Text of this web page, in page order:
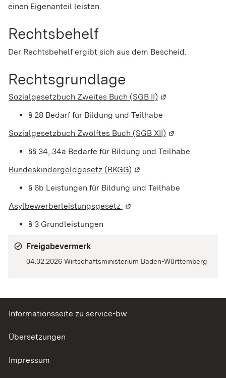
einen Eigenanteil leisten.
Rechtsbehelf
Der Rechtsbehelf ergibt sich aus dem Bescheid.
Rechtsgrundlage
Sozialgesetzbuch Zweites Buch (SGB II) (Wird in einem
§ 28 Bedarf für Bildung und Teilhabe
Sozialgesetzbuch Zwölftes Buch (SGB XII) (Wird in einem
§§ 34, 34a Bedarfe für Bildung und Teilhabe
Bundeskindergeldgesetz (BKGG) (Wird in einem neuen
§ 6b Leistungen für Bildung und Teilhabe
Asylbewerberleistungsgesetz (Wird in einem neuen
§ 3 Grundleistungen
Freigabevermerk
04.02.2026 Wirtschaftsministerium Baden-Württemberg
Informationsseite zu service-bw
Übersetzungen
Impressum